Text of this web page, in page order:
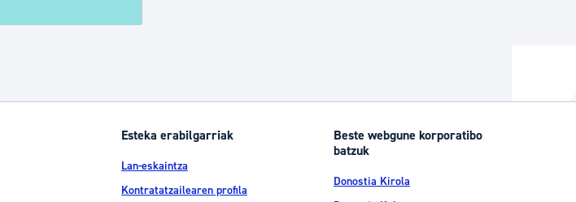
Esteka erabilgarriak
Lan-eskaintza
Kontratatzailearen profila
Beste webgune korporatibo
batzuk
Donostia Kirola